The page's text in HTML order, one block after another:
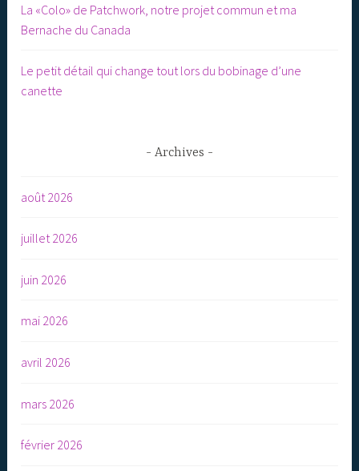
La «Colo» de Patchwork, notre projet commun et ma
Bernache du Canada
Le petit détail qui change tout lors du bobinage d’une
canette
Archives
août 2026
juillet 2026
juin 2026
mai 2026
avril 2026
mars 2026
février 2026